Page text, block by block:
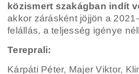
közismert szakágban indít
akkor zárásként jöjjön a
felállás, a teljesség igénye
Tereprali:
Kárpáti Péter, Majer Viktor,